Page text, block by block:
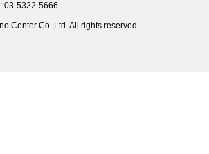
03-5322-5666
Center Co.,Ltd. All rights reserved.